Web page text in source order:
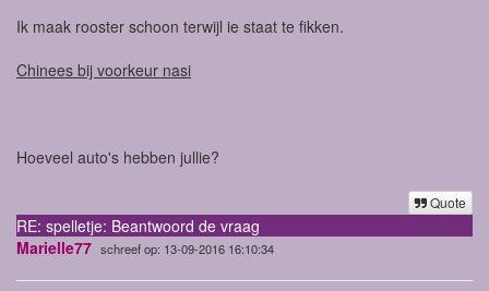
Ik maak rooster schoon terwijl ie staat te fikken.
Chinees bij voorkeur nasi
Hoeveel auto's hebben jullie?
Quote
RE: spelletje: Beantwoord de vraag
Marielle77 schreef op: 13-09-2016 16:10:34